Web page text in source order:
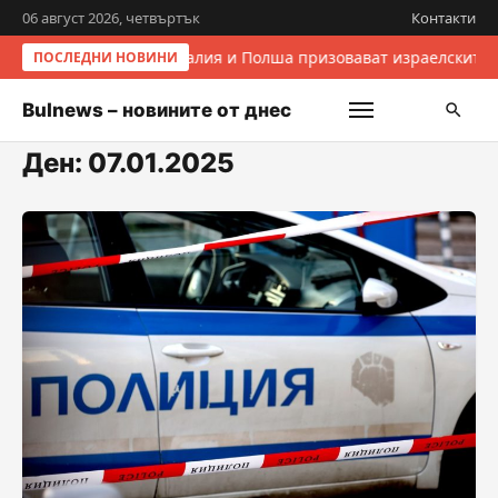
06 август 2026, четвъртък Контакти
ПОСЛЕДНИ НОВИНИИталия и Полша призовават израелските
Bulnews – новините от днес
Ден: 07.01.2025